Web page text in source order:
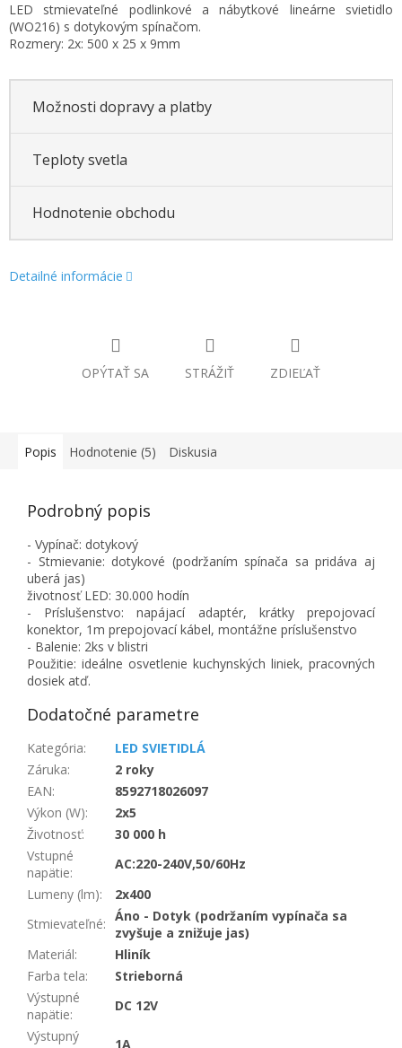
LED stmievateľné podlinkové a nábytkové lineárne svietidlo
(WO216) s dotykovým spínačom.
Rozmery: 2x: 500 x 25 x 9mm
Možnosti dopravy a platby
Teploty svetla
Hodnotenie obchodu
Detailné informácie
OPÝTAŤ SA STRÁŽIŤ ZDIEĽAŤ
Popis Hodnotenie (5) Diskusia
Podrobný popis
- Vypínač: dotykový
- Stmievanie: dotykové (podržaním spínača sa pridáva aj
uberá jas)
životnosť LED: 30.000 hodín
- Príslušenstvo: napájací adaptér, krátky prepojovací
konektor, 1m prepojovací kábel, montážne príslušenstvo
- Balenie: 2ks v blistri
Použitie: ideálne osvetlenie kuchynských liniek, pracovných
dosiek atď.
Dodatočné parametre
Kategória:
LED SVIETIDLÁ
Záruka:
2 roky
EAN:
8592718026097
Výkon (W):
2x5
Životnosť:
30 000 h
Vstupné
napätie:
AC:220-240V,50/60Hz
Lumeny (lm):
2x400
Stmievateľné: Áno - Dotyk (podržaním vypínača sa
zvyšuje a znižuje jas)
Materiál:
Hliník
Farba tela:
Strieborná
Výstupné
napätie:
DC 12V
Výstupný
1A